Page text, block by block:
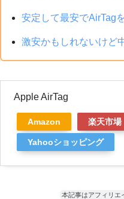
安定して最安でAirTag
激安かもしれないけど
Apple AirTag
Amazon 楽天市場
Yahooショッピング
本記事はアフィリエ